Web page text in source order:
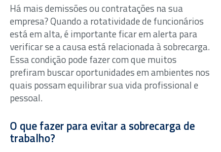
Há mais demissões ou contratações na sua
empresa? Quando a rotatividade de funcionários
está em alta, é importante ficar em alerta para
verificar se a causa está relacionada à sobrecarga.
Essa condição pode fazer com que muitos
prefiram buscar oportunidades em ambientes nos
quais possam equilibrar sua vida profissional e
pessoal.
O que fazer para evitar a sobrecarga de
trabalho?